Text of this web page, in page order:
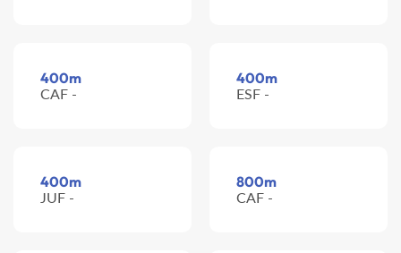
400m
CAF -
400m
ESF -
400m
JUF -
800m
CAF -